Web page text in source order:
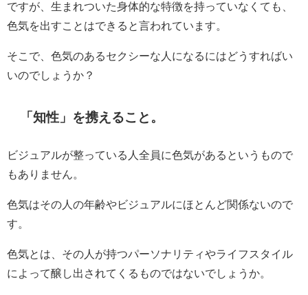
ですが、生まれついた身体的な特徴を持っていなくても、
色気を出すことはできると言われています。
そこで、色気のあるセクシーな人になるにはどうすればい
いのでしょうか？
「知性」を携えること。
ビジュアルが整っている人全員に色気があるというもので
もありません。
色気はその人の年齢やビジュアルにほとんど関係ないので
す。
色気とは、その人が持つパーソナリティやライフスタイル
によって醸し出されてくるものではないでしょうか。